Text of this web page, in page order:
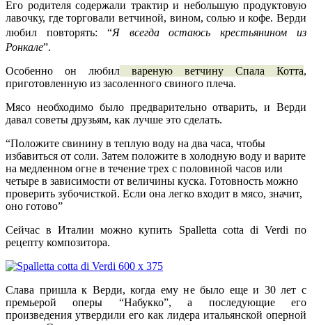
Его родителя содержали трактир и небольшую продуктовую
лавочку, где торговали ветчиной, вином, солью и кофе. Верди
любил повторять: “Я всегда остаюсь крестьянином из
Ронкале”.
Особенно он любил вареную ветчину Спала Котта,
приготовленную из засоленного свиного плеча.
Мясо необходимо было предварительно отварить, и Верди
давал советы друзьям, как лучше это сделать.
“Положите свинину в теплую воду на два часа, чтобы
избавиться от соли. Затем положите в холодную воду и варите
на медленном огне в течение трех с половиной часов или
четыре в зависимости от величины куска. Готовность можно
проверить зубочисткой. Если она легко входит в мясо, значит,
оно готово”
Сейчас в Италии можно купить Spalletta cotta di Verdi по
рецепту композитора.
Слава пришла к Верди, когда ему не было еще и 30 лет с
премьеройоперы “Набукко”, а последующие его
произведения утвердили его как лидера итальянской оперной